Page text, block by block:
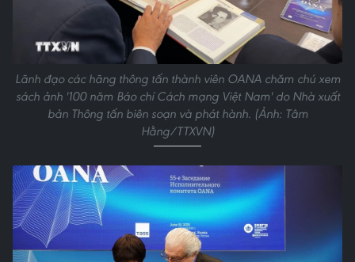
Lãnh đạo các hãng thông tấn thành viên OANA chăm chú xem
sách ảnh '100 năm Báo chí Cách mạng Việt Nam' do Nhà xuất
bản Thông tấn biên soạn và phát hành. (Ảnh: Tâm
Hằng/TTXVN)